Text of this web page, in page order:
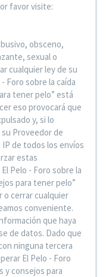
favor visite:
obsceno,
sexual o
cualquier ley de su
Foro sobre la caída
tener pelo” está
eso provocará que
y, si lo
Proveedor de
de todos los envíos
estas
Pelo - Foro sobre la
para tener pelo”
o cerrar cualquier
conveniente.
que haya
de datos. Dado que
ninguna tercera
El Pelo - Foro
y consejos para